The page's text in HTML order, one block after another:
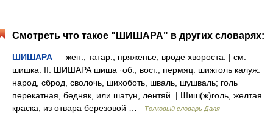
Смотреть что такое "ШИШАРА" в других словарях:
ШИШАРА — жен., татар., пряженье, вроде хвороста. | см.
шишка. II. ШИШАРА шиша ·об., вост., пермяц. шижголь калуж.
народ, сброд, сволочь, шихоботь, шваль, шушваль; голь
перекатная, бедняк, или шатун, лентяй. | Шиш(ж)голь, желтая
краска, из отвара березовой …
Толковый словарь Даля